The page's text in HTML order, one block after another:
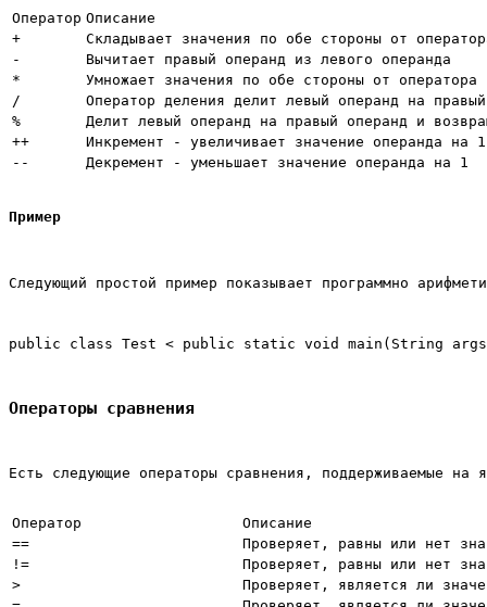
Оператор Описание
+
Складывает значения по обе стороны от
-
Вычитает правый операнд из левого операнда
*
Умножает значения по обе стороны от оператора
/
Оператор деления делит левый операнд на
%
Делит левый операнд на правый операнд и
++
Инкремент - увеличивает значение операнда на 1
--
Декремент - уменьшает значение операнда на 1
Пример
Следующий простой пример показывает программно
public class Test < public static void main(String
Операторы сравнения
Есть следующие операторы сравнения, поддерживаемые
Оператор
Описание
==
Проверяет, равны или нет
!=
Проверяет, равны или нет
>
Проверяет, является ли